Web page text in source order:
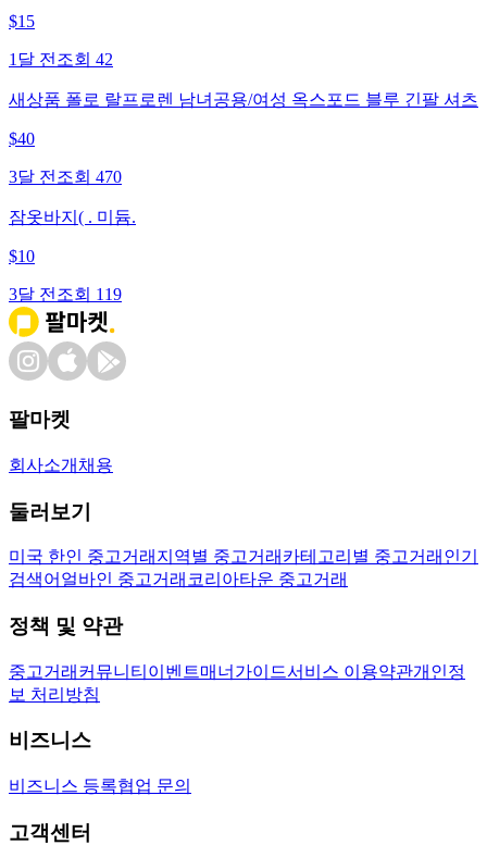
$15
1달 전 조회 42
새상품 폴로 랄프로렌 남녀공용/여성 옥스포드 블루 긴팔 셔츠
$40
3달 전 조회 470
잠옷바지( . 미듐.
$10
3달 전 조회 119
팔마켓
회사소개 채용
둘러보기
미국 한인 중고거래 지역별 중고거래 카테고리별 중고거래 인기
검색어 얼바인 중고거래 코리아타운 중고거래
정책 및 약관
중고거래 커뮤니티 이벤트매너가이드서비스 이용약관개인정
보 처리방침
비즈니스
비즈니스 등록협업 문의
고객센터